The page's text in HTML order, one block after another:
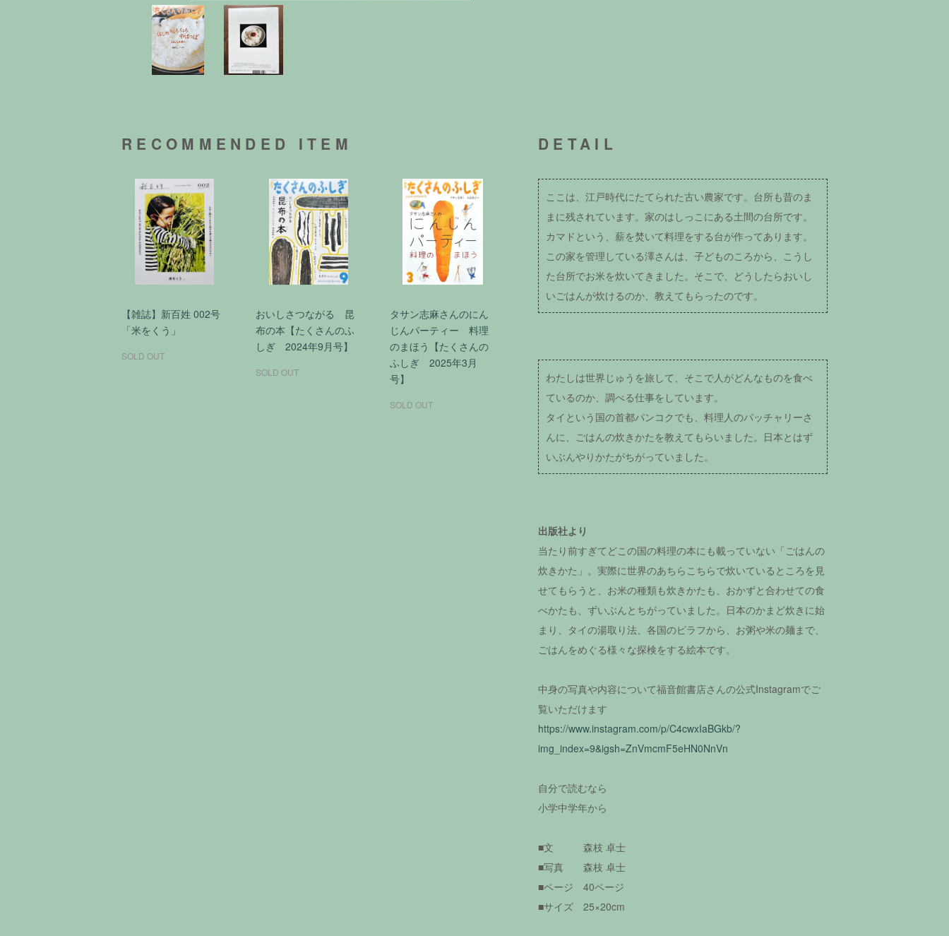
DETAIL
ここは、江戸時代にたてられた古い農家です。台所も昔のま
まに残されています。家のはしっこにある土間の台所です。
カマドという、薪を焚いて料理をする台が作ってあります。
この家を管理している澤さんは、子どものころから、こうし
た台所でお米を炊いてきました。そこで、どうしたらおいし
いごはんが炊けるのか、教えてもらったのです。
わたしは世界じゅうを旅して、そこで人がどんなものを食べ
ているのか、調べる仕事をしています。
タイという国の首都パンコクでも、料理人のパッチャリーさ
んに、ごはんの炊きかたを教えてもらいました。日本とはず
いぶんやりかたがちがっていました。
出版社より
当たり前すぎてどこの国の料理の本にも載っていない「ごはんの
炊きかた」。実際に世界のあちらこちらで炊いているところを見
せてもらうと、お米の種類も炊きかたも、おかずと合わせての食
べかたも、ずいぶんとちがっていました。日本のかまど炊きに始
まり、タイの湯取り法、各国のピラフから、お粥や米の麺まで、
ごはんをめぐる様々な探検をする絵本です。
中身の写真や内容について福音館書店さんの公式Instagramでご
覧いただけます
https://www.instagram.com/p/C4cwxIaBGkb/?
img_index=9&igsh=ZnVmcmF5eHN0NnVn
自分で読むなら
小学中学年から
■文 森枝 卓士
■写真 森枝 卓士
■ページ 40ページ
■サイズ 25×20cm
RECOMMENDED ITEM
【雑誌】新百姓 002号
「米をくう」
SOLD OUT
おいしさつながる 昆
布の本【たくさんのふ
しぎ 2024年9月号】
SOLD OUT
タサン志麻さんのにん
じんパーティー 料理
のまほう【たくさんの
ふしぎ 2025年3月
号】
SOLD OUT